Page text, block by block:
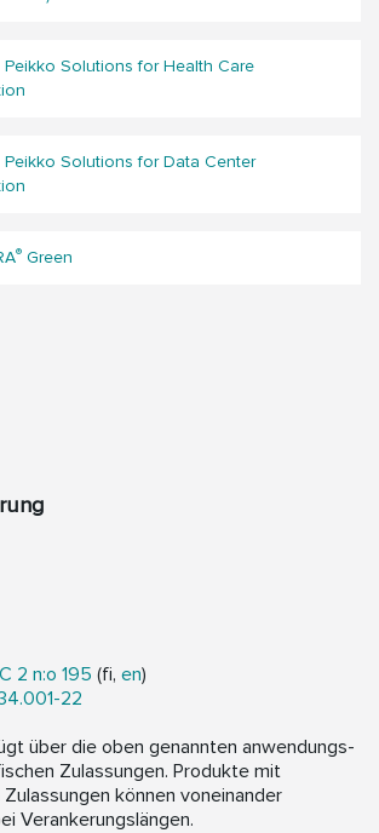
Peikko Solutions for Hea​lth Care
Peikko Solutions for Data Center
® Green
2 n:o 195 (fi, en)
22
über die oben genannten anwendungs-
Zulassungen. Produkte mit
können voneinander
Verankerungslängen.